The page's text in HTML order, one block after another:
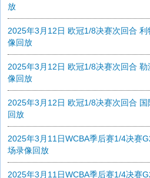
放
2025年3月12日 欧冠1/8决赛次回合
像回放
2025年3月12日 欧冠1/8决赛次回合
像回放
2025年3月12日 欧冠1/8决赛次回合
回放
2025年3月11日WCBA季后赛1/4决赛
场录像回放
2025年3月11日WCBA季后赛1/4决赛